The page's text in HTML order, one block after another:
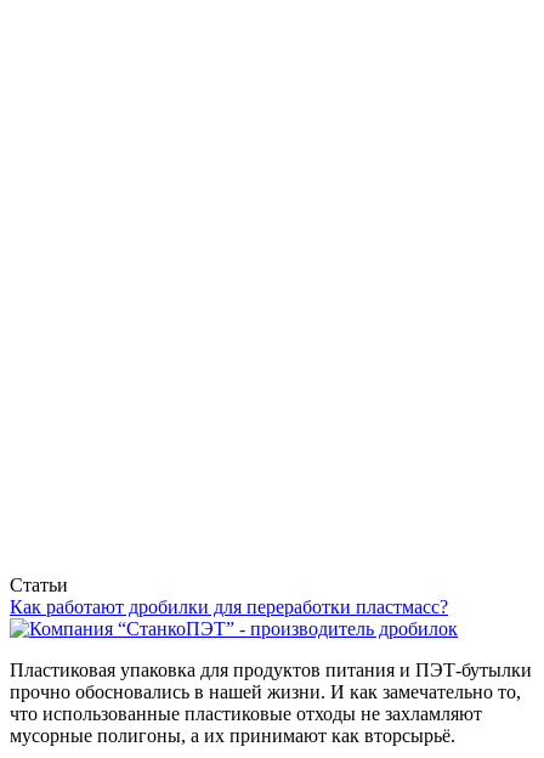
Статьи
Как работают дробилки для переработки пластмасс?
Пластиковая упаковка для продуктов питания и ПЭТ-бутылки
прочно обосновались в нашей жизни. И как замечательно то,
что использованные пластиковые отходы не захламляют
мусорные полигоны, а их принимают как вторсырьё.